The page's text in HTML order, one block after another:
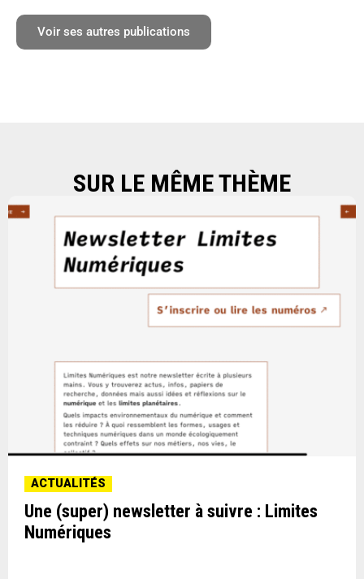
Voir ses autres publications
SUR LE MÊME THÈME
ACTUALITÉS
Une (super) newsletter à suivre : Limites
Numériques